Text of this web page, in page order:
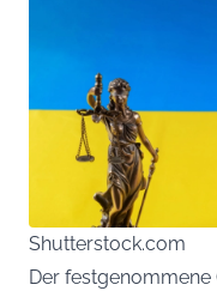
Shutterstock.com
Der